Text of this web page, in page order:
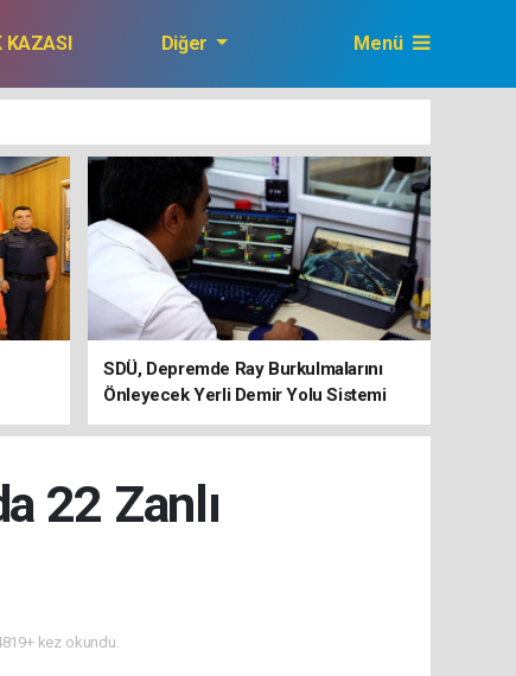
KAZASI
Diğer Menü
SDÜ, Depremde Ray Burkulmalarını
Önleyecek Yerli Demir Yolu Sistemi
Geliştiriyor
22 Zanlı
kez okundu.